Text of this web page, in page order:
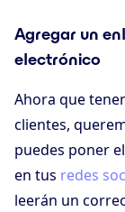
Agregar un
electrónico
Ahora que
clientes,
puedes poner
en tus redes
leerán un